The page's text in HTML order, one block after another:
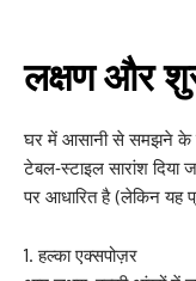
लक्षण और
घर में आसानी से समझने के
टेबल‑स्टाइल सारांश दिया
पर आधारित है (लेकिन यह
हल्का एक्सपोज़र